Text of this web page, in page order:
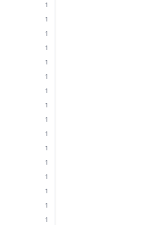
1
1
1
1
1
1
1
1
1
1
1
1
1
1
1
1